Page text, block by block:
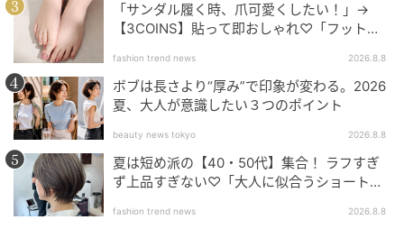
＼濡れたスポンジで／
スポンジの中心まで水を吸わせた後、力いっぱい絞
り、ペーパーで包んでさらに絞りきります。スポンジ
がほんの少し水を含んだ状態にします。
「サンダル履く時、爪可愛くしたい！」→
【3COINS】貼って即おしゃれ♡「フット用
fashion trend news 2026.8.8
ボブは長さより“厚み”で印象が変わる。2026
夏、大人が意識したい３つのポイント
beauty news tokyo 2026.8.8
夏は短め派の【40・50代】集合！ ラフすぎ
ず上品すぎない♡「大人に似合うショートボ
fashion trend news 2026.8.8